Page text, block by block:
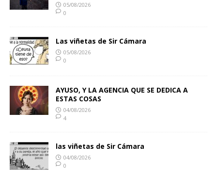
05/08/2026
0
Las viñetas de Sir Cámara
05/08/2026
0
AYUSO, Y LA AGENCIA QUE SE DEDICA A
ESTAS COSAS
04/08/2026
4
las viñetas de Sir Cámara
04/08/2026
0